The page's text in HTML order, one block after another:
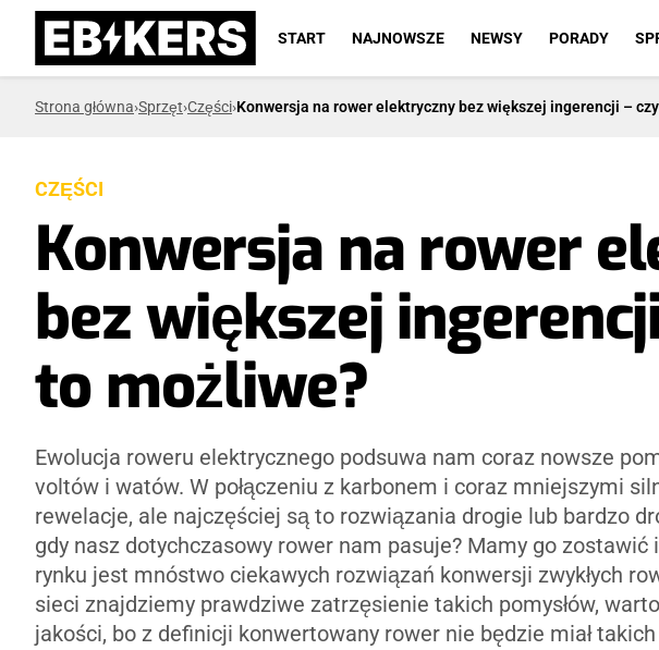
START NAJNOWSZE NEWSY PORADY
Strona główna›Sprzęt›Części›Konwersja na rower elektryczny bez większej ingerencji –
CZĘŚCI
Konwersja na rower
bez większej
to możliwe?
Ewolucja roweru elektrycznego podsuwa nam coraz nowsze
voltów i watów. W połączeniu z karbonem i coraz mniejszymi
rewelacje, ale najczęściej są to rozwiązania drogie lub bardzo
gdy nasz dotychczasowy rower nam pasuje? Mamy go zostawić
rynku jest mnóstwo ciekawych rozwiązań konwersji zwykłych
sieci znajdziemy prawdziwe zatrzęsienie takich pomysłów,
jakości, bo z definicji konwertowany rower nie będzie miał